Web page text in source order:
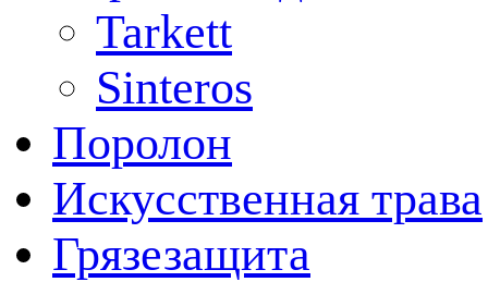
Tarkett
Sinteros
Поролон
Искусственная трава
Грязезащита